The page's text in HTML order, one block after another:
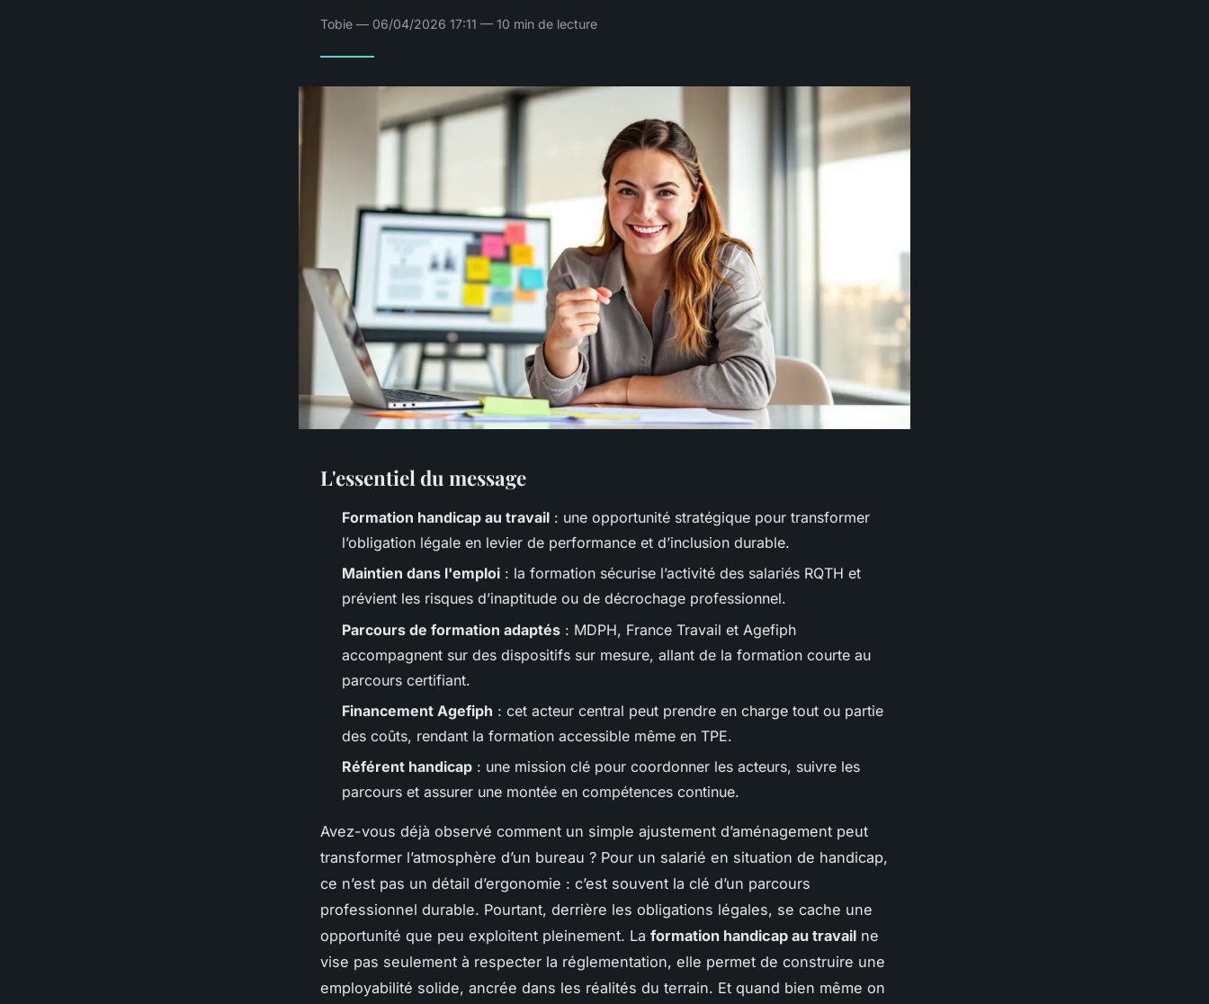
Tobie — 06/04/2026 17:11 — 10 min de lecture
L'essentiel du message
Formation handicap au travail : une opportunité stratégique pour transformer
l’obligation légale en levier de performance et d’inclusion durable.
Maintien dans l'emploi : la formation sécurise l’activité des salariés RQTH et
prévient les risques d’inaptitude ou de décrochage professionnel.
Parcours de formation adaptés : MDPH, France Travail et Agefiph
accompagnent sur des dispositifs sur mesure, allant de la formation courte au
parcours certifiant.
Financement Agefiph : cet acteur central peut prendre en charge tout ou partie
des coûts, rendant la formation accessible même en TPE.
Référent handicap : une mission clé pour coordonner les acteurs, suivre les
parcours et assurer une montée en compétences continue.
Avez-vous déjà observé comment un simple ajustement d’aménagement peut
transformer l’atmosphère d’un bureau ? Pour un salarié en situation de handicap,
ce n’est pas un détail d’ergonomie : c’est souvent la clé d’un parcours
professionnel durable. Pourtant, derrière les obligations légales, se cache une
opportunité que peu exploitent pleinement. La formation handicap au travail ne
vise pas seulement à respecter la réglementation, elle permet de construire une
employabilité solide, ancrée dans les réalités du terrain. Et quand bien même on